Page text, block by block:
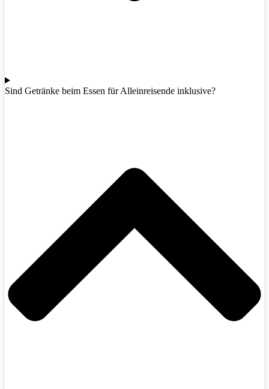
Sind Getränke beim Essen für Alleinreisende inklusive?